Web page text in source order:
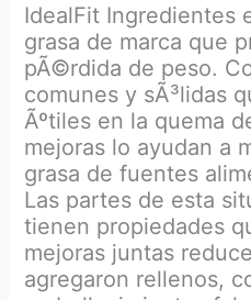
IdealFit Ingredientes
grasa de marca que
pÃ©rdida de peso.
comunes y sÃ³lidas
Ãºtiles en la quema
mejoras lo ayudan a
grasa de fuentes
Las partes de esta
tienen propiedades
mejoras juntas
agregaron rellenos,